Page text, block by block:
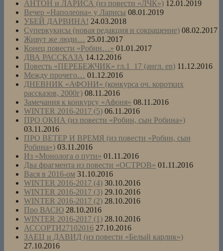
АНТОН и ЛАРИСА (из повести «ЛЧК») 12.01.2019
Вечер «Наполеона» у Ларисы 08.01.2019
УБЕЙ ДАРВИНА! 24.03.2018
Суперкукисы (новая редакция и сокращение) 08.02.2017
Живут же люди… 25.01.2017
Конец повести «Робин…» 01.01.2017
ДВА РАССКАЗА 14.12.2016
Повесть «ПЕРЕБЕЖЧИК» гл.1_17 (англ. en) 11.12.2016
Между прочего… 01.12.2016
ДНЕВНИК «АФОНИ» (конкурса оч. коротких
рассказов, 2000г) 08.11.2016
Замечания к конкурсу «Афоня» 08.11.2016
WINTER 2016-2017 (5) 06.11.2016
ПРО ОКНА (из повести «Робин, сын Робина»)
03.11.2016
ПРО ВЕТЕР И ВРЕМЯ (из повести «Робин, сын
Робина») 03.11.2016
Из «Монолога о пути» 01.11.2016
Два фрагмента из повести «ОСТРОВ» 01.11.2016
Вася в 2016-ом 31.10.2016
WINTER 2016-2017 (4) 30.10.2016
WINTER 2016-2017 (3) 29.10.2016
WINTER 2016-2017 (2) 28.10.2016
Про ВАСЮ 28.10.2016
WINTER 2016-2017 (1) 28.10.2016
АССОРТИ27102016 27.10.2016
ЗАЕЦ и ДАВИД (из повести «Белый карлик»)
27.10.2016